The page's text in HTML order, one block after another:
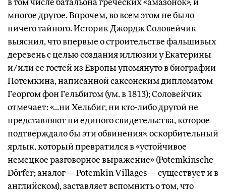
в том числе батальона греческих «амазонок», и
многое другое. Впрочем, во всем этом не было
ничего тайного. Историк Джордж Соловейчик
выяснил, что впервые о строительстве фальшивых
деревень с целью создания иллюзии у Екатерины
и/или ее гостей из Европы упомянуто в биографии
Потемкина, написанной саксонским дипломатом
Георгом фон Гельбигом (ум. в 1813); Соловейчик
отмечает: «...ни Хельбиг, ни кто-либо другой не
представляют ни единого свидетельства, которое
подтверждало бы эти обвинения». оскорбительный
ярлык, который превратился в «устойчивое
немецкое разговорное выражение» (Potemkinsche
Dörfer; аналог — Potemkin Villages — существует и в
английском), заставляет вспомнить о том, что